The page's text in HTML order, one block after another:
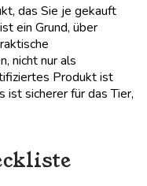
das Sie je gekauft
ein Grund, über
nicht nur als
Produkt ist
ist sicherer für das Tier,